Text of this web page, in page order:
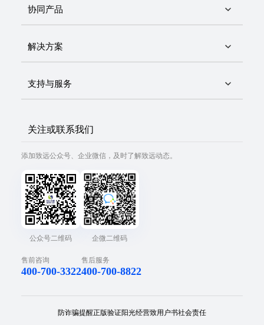
协同产品
解决方案
支持与服务
关注或联系我们
添加致远公众号、企业微信，及时了解致远动态。
公众号二维码 企微二维码
售前咨询
400-700-3322
售后服务
400-700-8822
防诈骗提醒正版验证阳光经营致用户书社会责任